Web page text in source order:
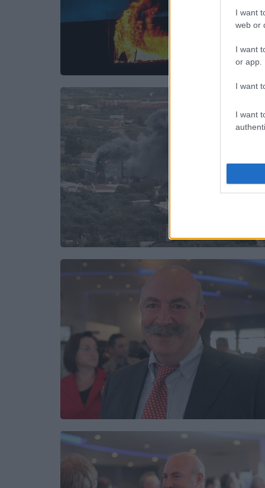
I want
web or
I want
or app.
I want
I want